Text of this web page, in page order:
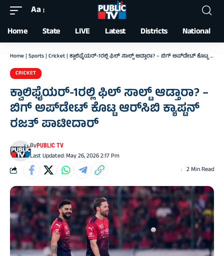
Font
Resizer
Aa
Home State LIVE Latest Districts National
Home | Sports | Cricket | ಕ್ವಾಲಿಫೈಯರ್-1ರಲ್ಲಿ ಫಿಲ್ ಸಾಲ್ಟ್ ಆಡ್ತಾರಾ? – ಬಿಗ್ ಅಪ್‌ಡೇಟ್‌ ಕೊಟ್ಟ ಆರ್‌ಸಿಬಿ ಕ್ಯಾಪ್ಟನ್ ರಜತ್ ಪಾಟೀದಾರ್
CRICKET
ಕ್ವಾಲಿಫೈಯರ್-1ರಲ್ಲಿ ಫಿಲ್ ಸಾಲ್ಟ್ ಆಡ್ತಾರಾ? –
ಬಿಗ್ ಅಪ್‌ಡೇಟ್‌ ಕೊಟ್ಟ ಆರ್‌ಸಿಬಿ ಕ್ಯಾಪ್ಟನ್
ರಜತ್ ಪಾಟೀದಾರ್
Last Updated: May 26, 2026 2:17 Pm
ByPUBLIC TV
2 Min Read